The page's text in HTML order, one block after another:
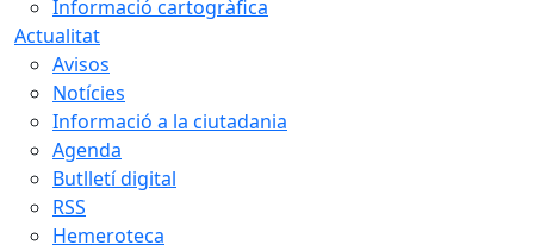
Informació cartogràfica
Actualitat
Avisos
Notícies
Informació a la ciutadania
Agenda
Butlletí digital
RSS
Hemeroteca